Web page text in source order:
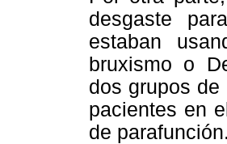
desgaste
estaban
bruxismo o
dos grupos
pacientes en
de parafunción.